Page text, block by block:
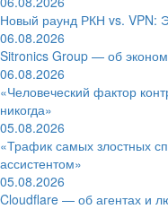
Новый раунд РКН vs. VPN:
06.08.2026
Sitronics Group — об
06.08.2026
«Человеческий фактор
никогда»
05.08.2026
«Трафик самых злостных
ассистентом»
05.08.2026
Cloudflare — об агентах и